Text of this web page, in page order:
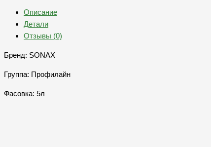
Описание
Детали
Отзывы (0)
Бренд: SONAX
Группа: Профилайн
Фасовка: 5л